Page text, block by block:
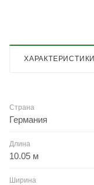
ХАРАКТЕРИСТИКИ
Страна
Германия
Длина
10.05 м
Ширина